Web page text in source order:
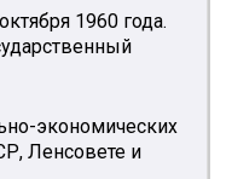
1960 года.
экономических
Ленсовете и